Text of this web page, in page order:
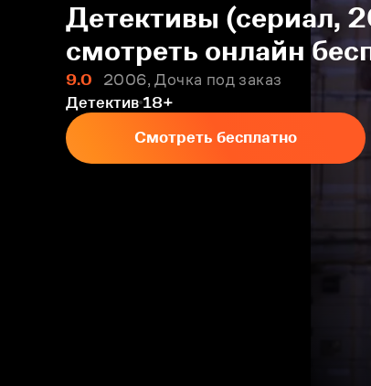
Детективы (сериал,
смотреть онлайн
9.0
2006, Дочка под заказ
Детектив 18+
Смотреть бесплатно